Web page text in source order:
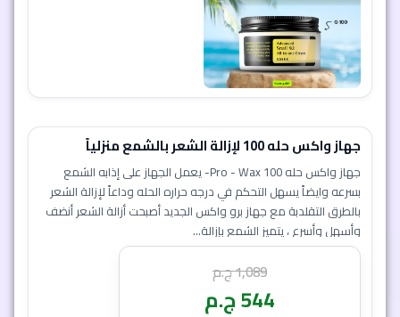
جهاز واكس حله 100 لإزالة الشعر بالشمع منزلياً
جهاز واكس حله Pro - Wax 100- يعمل الجهاز على إذابه الشمع
بسرعه وايضاً يسهل التحكم في درجه حراره الحله وداعاً لإزالة الشعر
بالطرق التقلدبة مع جهاز برو واكس الجديد أصبحت أزالة الشعر أنضف
وأسهل وأسرع ، يتميز الشمع بإزالة...